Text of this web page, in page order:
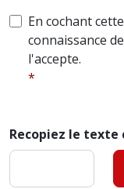
En cochant
connaissance
l'accepte.
Recopiez le texte